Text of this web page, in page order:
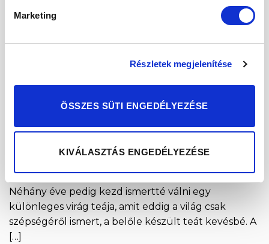
Marketing
Részletek megjelenítése
ÖSSZES SÜTI ENGEDÉLYEZÉSE
KIVÁLASZTÁS ENGEDÉLYEZÉSE
egészséges ételeket kínáló boltokat,
webáruházakat, már rengeteg szuperélelmiszert,
görögszéna magon át, a goji vagy az acai bogyóig.
Néhány éve pedig kezd ismertté válni egy
különleges virág teája, amit eddig a világ csak
szépségéről ismert, a belőle készült teát kevésbé. A
[…]